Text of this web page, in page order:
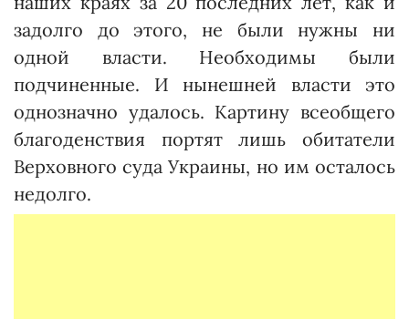
задолго до этого, не были нужны ни
одной власти. Необходимы были
подчиненные. И нынешней власти это
однозначно удалось. Картину всеобщего
благоденствия портят лишь обитатели
Верховного суда Украины, но им осталось
недолго.